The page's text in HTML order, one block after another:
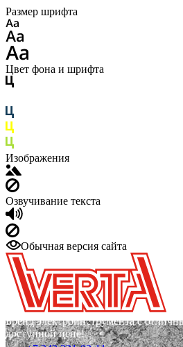
Размер шрифта
Цвет фона и шрифта
Изображения
Озвучивание текста
Обычная версия сайта
Бренд электроинструмента с
доступной цене!